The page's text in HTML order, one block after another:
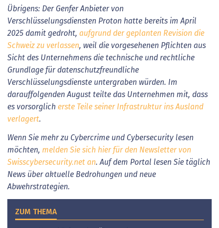
Übrigens: Der Genfer Anbieter von
Verschlüsselungsdiensten Proton hatte bereits im April
2025 damit gedroht, aufgrund der geplanten Revision die
Schweiz zu verlassen, weil die vorgesehenen Pflichten aus
Sicht des Unternehmens die technische und rechtliche
Grundlage für datenschutzfreundliche
Verschlüsselungsdienste untergraben würden. Im
darauffolgenden August teilte das Unternehmen mit, dass
es vorsorglich erste Teile seiner Infrastruktur ins Ausland
verlagert.
Wenn Sie mehr zu Cybercrime und Cybersecurity lesen
möchten, melden Sie sich hier für den Newsletter von
Swisscybersecurity.net an. Auf dem Portal lesen Sie täglich
News über aktuelle Bedrohungen und neue
Abwehrstrategien.
ZUM THEMA